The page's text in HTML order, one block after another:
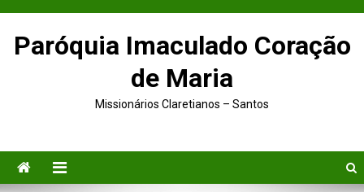
Paróquia Imaculado Coração
de Maria
Missionários Claretianos – Santos